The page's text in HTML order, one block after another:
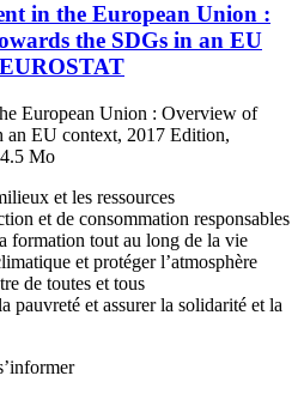
in the European Union :
the SDGs in an EU
European Union : Overview of
an EU context, 2017 Edition,
Mo
et les ressources
et de consommation responsables
formation tout au long de la vie
et protéger l’atmosphère
de toutes et tous
pauvreté et assurer la solidarité et la